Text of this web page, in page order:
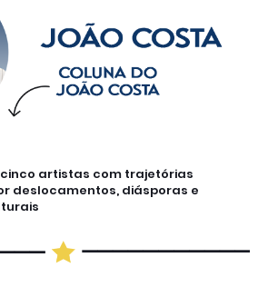
cinco artistas com trajetórias
deslocamentos, diásporas e